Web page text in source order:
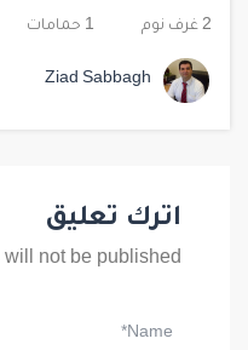
2 غرف نوم 1 حمامات
Ziad Sabbagh
اترك تعليق
not be published.